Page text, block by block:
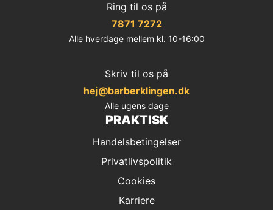
Ring til os på
7871 7272
Alle hverdage mellem kl. 10-16:00
Skriv til os på
hej@barberklingen.dk
Alle ugens dage
PRAKTISK
Handelsbetingelser
Privatlivspolitik
Cookies
Karriere